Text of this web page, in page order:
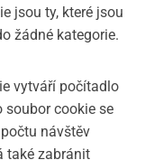
jsou ty, které jsou
žádné kategorie.
vytváří počítadlo
soubor cookie se
návštěv
také zabránit